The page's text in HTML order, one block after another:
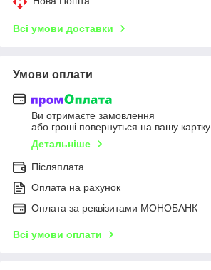
Всі умови доставки
Умови оплати
Ви отримаєте замовлення
або гроші повернуться на вашу картку
Детальніше
Післяплата
Оплата на рахунок
Оплата за реквізитами МОНОБАНК
Всі умови оплати